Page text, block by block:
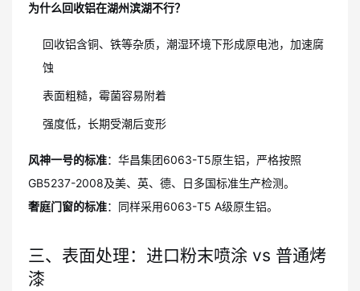
为什么回收铝在湖州滨湖不行？
回收铝含铜、铁等杂质，潮湿环境下形成原电池，加速腐
蚀
表面粗糙，霉菌容易附着
强度低，长期受潮后变形
风神一号的标准：华昌集团6063-T5原生铝，严格按照
GB5237-2008及美、英、德、日多国标准生产检测。
奢庭门窗的标准：同样采用6063-T5 A级原生铝。
三、表面处理：进口粉末喷涂 vs 普通烤
漆